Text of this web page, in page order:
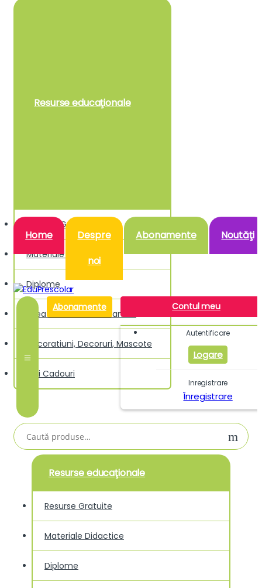
Resurse educaţionale
Resurse Gratuite
Materiale Didactice
Diplome
Creativitate si Indemanare
Decoratiuni, Decoruri, Mascote
Idei Cadouri
Home
Despre
noi
Abonamente Noutăţi
Abonamente Contul meu
Autentificare
Logare
Inregistrare
Înregistrare
Caută
după:
Resurse educaţionale
Resurse Gratuite
Materiale Didactice
Diplome